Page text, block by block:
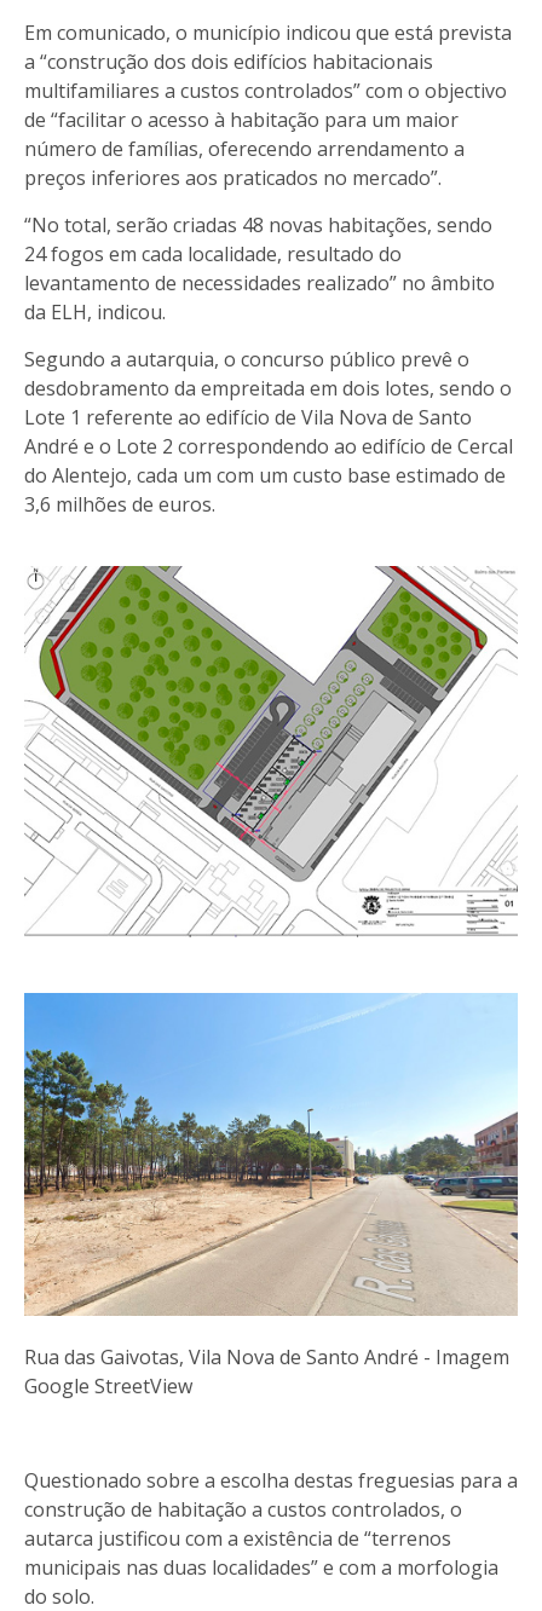
Em comunicado, o município indicou que está prevista
a “construção dos dois edifícios habitacionais
multifamiliares a custos controlados” com o objectivo
de “facilitar o acesso à habitação para um maior
número de famílias, oferecendo arrendamento a
preços inferiores aos praticados no mercado”.
“No total, serão criadas 48 novas habitações, sendo
24 fogos em cada localidade, resultado do
levantamento de necessidades realizado” no âmbito
da ELH, indicou.
Segundo a autarquia, o concurso público prevê o
desdobramento da empreitada em dois lotes, sendo o
Lote 1 referente ao edifício de Vila Nova de Santo
André e o Lote 2 correspondendo ao edifício de Cercal
do Alentejo, cada um com um custo base estimado de
3,6 milhões de euros.
Rua das Gaivotas, Vila Nova de Santo André - Imagem
Google StreetView
Questionado sobre a escolha destas freguesias para a
construção de habitação a custos controlados, o
autarca justificou com a existência de “terrenos
municipais nas duas localidades” e com a morfologia
do solo.